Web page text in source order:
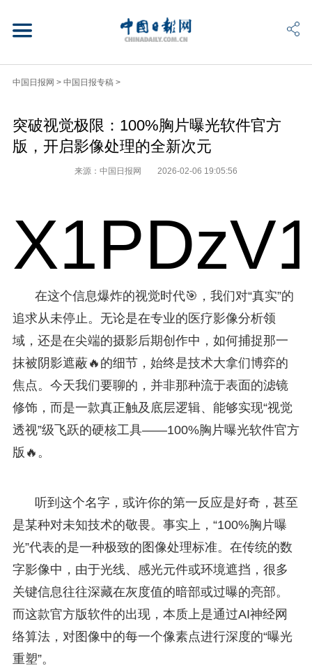
中国日报网 > 中国日报专稿 >
突破视觉极限：100%胸片曝光软件官方
版，开启影像处理的全新次元
来源：中国日报网 2026-02-06 19:05:56
在这个信息爆炸的视觉时代🎯，我们对“真实”的
追求从未停止。无论是在专业的医疗影像分析领
域，还是在尖端的摄影后期创作中，如何捕捉那一
抹被阴影遮蔽🔥的细节，始终是技术大拿们博弈的
焦点。今天我们要聊的，并非那种流于表面的滤镜
修饰，而是一款真正触及底层逻辑、能够实现“视觉
透视”级飞跃的硬核工具——100%胸片曝光软件官方
版🔥。
听到这个名字，或许你的第一反应是好奇，甚至
是某种对未知技术的敬畏。事实上，“100%胸片曝
光”代表的是一种极致的图像处理标准。在传统的数
字影像中，由于光线、感光元件或环境遮挡，很多
关键信息往往深藏在灰度值的暗部或过曝的亮部。
而这款官方版软件的出现，本质上是通过AI神经网
络算法，对图像中的每一个像素点进行深度的“曝光
重塑”。